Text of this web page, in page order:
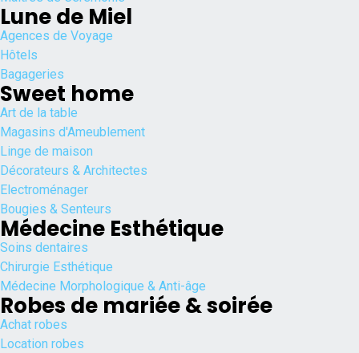
Lune de Miel
Agences de Voyage
Hôtels
Bagageries
Sweet home
Art de la table
Magasins d'Ameublement
Linge de maison
Décorateurs & Architectes
Electroménager
Bougies & Senteurs
Médecine Esthétique
Soins dentaires
Chirurgie Esthétique
Médecine Morphologique & Anti-âge
Robes de mariée & soirée
Achat robes
Location robes